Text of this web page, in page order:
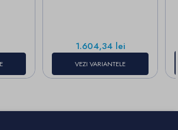
Pret
1.604,34 lei
VEZI VARIANTELE